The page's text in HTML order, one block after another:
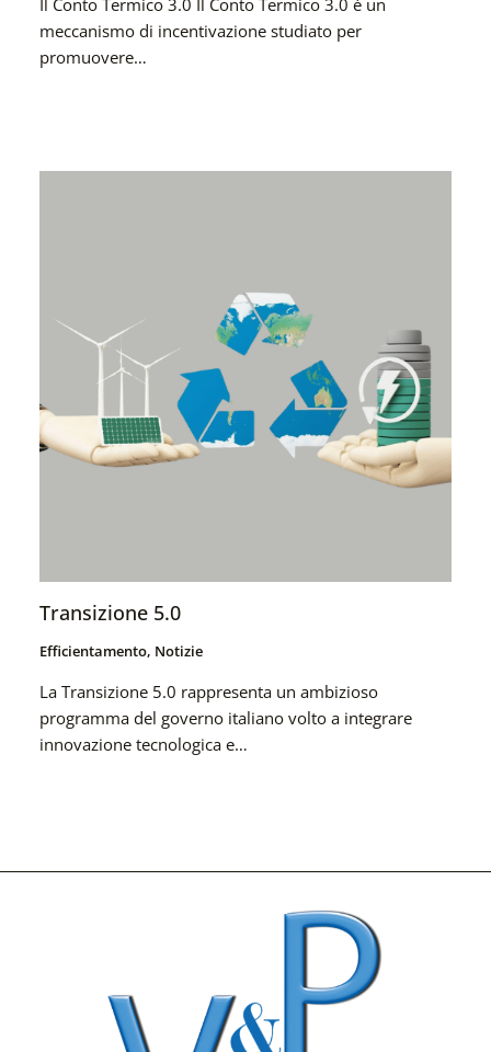
meccanismo di incentivazione studiato per
promuovere…
Transizione 5.0
Efficientamento, Notizie
La Transizione 5.0 rappresenta un ambizioso
programma del governo italiano volto a integrare
innovazione tecnologica e…